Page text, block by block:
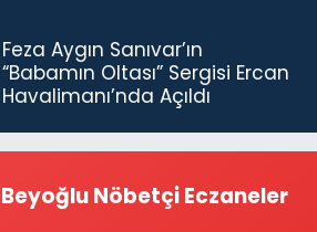
Feza Aygın Sanıvar’ın
“Babamın Oltası” Sergisi Ercan
Havalimanı’nda Açıldı
Nöbetçi Eczaneler